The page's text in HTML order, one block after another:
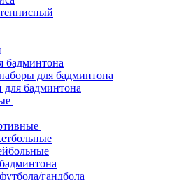
бадминтона
для бадминтона
бадминтона
гандбола